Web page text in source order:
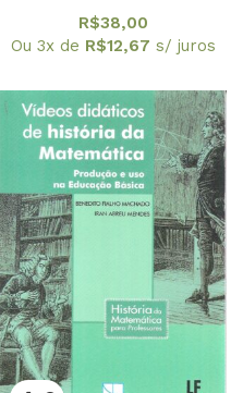
Escola Internacional de
R$38,00
Ou 3x de R$12,67 s/ juros